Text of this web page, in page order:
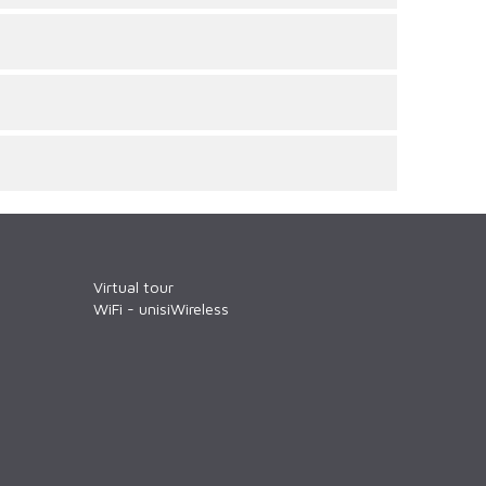
Virtual tour
WiFi - unisiWireless